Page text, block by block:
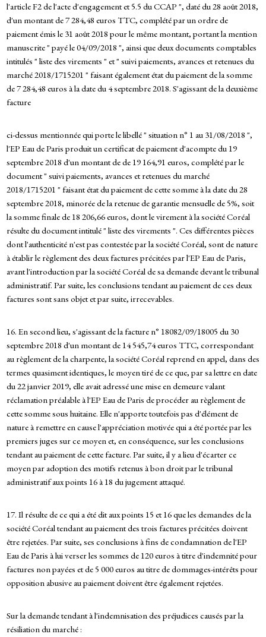
l'article F2 de l'acte d'engagement et 5.5 du CCAP ", daté du 28 août 2018,
d'un montant de 7 284,48 euros TTC, complété par un ordre de
paiement émis le 31 août 2018 pour le même montant, portant la mention
manuscrite " payé le 04/09/2018 ", ainsi que deux documents comptables
intitulés " liste des virements " et " suivi paiements, avances et retenues du
marché 2018/1715201 " faisant également état du paiement de la somme
de 7 284,48 euros à la date du 4 septembre 2018. S'agissant de la deuxième
facture
ci-dessus mentionnée qui porte le libellé " situation n° 1 au 31/08/2018 ",
l'EP Eau de Paris produit un certificat de paiement d'acompte du 19
septembre 2018 d'un montant de de 19 164,91 euros, complété par le
document " suivi paiements, avances et retenues du marché
2018/1715201 " faisant état du paiement de cette somme à la date du 28
septembre 2018, minorée de la retenue de garantie mensuelle de 5%, soit
la somme finale de 18 206,66 euros, dont le virement à la société Coréal
résulte du document intitulé " liste des virements ". Ces différentes pièces
dont l'authenticité n'est pas contestée par la société Coréal, sont de nature
à établir le règlement des deux factures précitées par l'EP Eau de Paris,
avant l'introduction par la société Coréal de sa demande devant le tribunal
administratif. Par suite, les conclusions tendant au paiement de ces deux
factures sont sans objet et par suite, irrecevables.
16. En second lieu, s'agissant de la facture n° 18082/09/18005 du 30
septembre 2018 d'un montant de 14 545,74 euros TTC, correspondant
au règlement de la charpente, la société Coréal reprend en appel, dans des
termes quasiment identiques, le moyen tiré de ce que, par sa lettre en date
du 22 janvier 2019, elle avait adressé une mise en demeure valant
réclamation préalable à l'EP Eau de Paris de procéder au règlement de
cette somme sous huitaine. Elle n'apporte toutefois pas d'élément de
nature à remettre en cause l'appréciation motivée qui a été portée par les
premiers juges sur ce moyen et, en conséquence, sur les conclusions
tendant au paiement de cette facture. Par suite, il y a lieu d'écarter ce
moyen par adoption des motifs retenus à bon droit par le tribunal
administratif aux points 16 à 18 du jugement attaqué.
17. Il résulte de ce qui a été dit aux points 15 et 16 que les demandes de la
société Coréal tendant au paiement des trois factures précitées doivent
être rejetées. Par suite, ses conclusions à fins de condamnation de l'EP
Eau de Paris à lui verser les sommes de 120 euros à titre d'indemnité pour
factures non payées et de 5 000 euros au titre de dommages-intérêts pour
opposition abusive au paiement doivent être également rejetées.
Sur la demande tendant à l'indemnisation des préjudices causés par la
résiliation du marché :